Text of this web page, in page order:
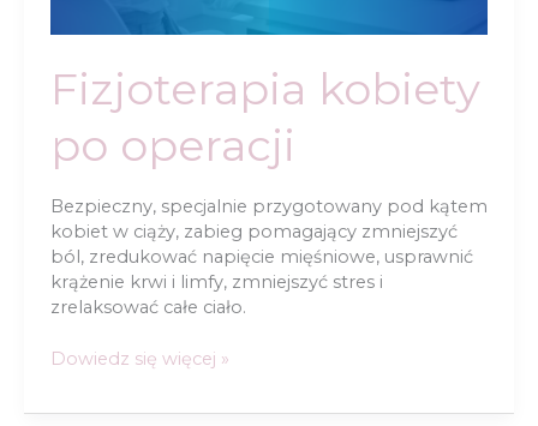
Fizjoterapia kobiety
po operacji
Bezpieczny, specjalnie przygotowany pod kątem
kobiet w ciąży, zabieg pomagający zmniejszyć
ból, zredukować napięcie mięśniowe, usprawnić
krążenie krwi i limfy, zmniejszyć stres i
zrelaksować całe ciało.
Fizjoterapia
po
Dowiedz się więcej »